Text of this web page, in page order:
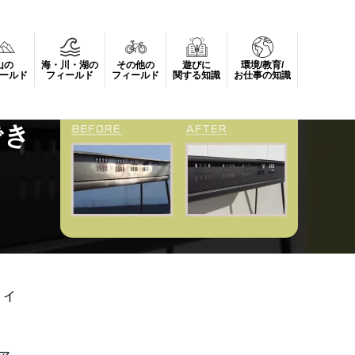
の
ルド
海・川・湖の
フィールド
その他の
フィールド
遊びに
関する知識
環境/教育/
お仕事の知識
」